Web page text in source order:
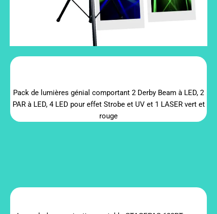
Pack de lumières génial comportant 2 Derby Beam à LED, 2
PAR à LED, 4 LED pour effet Strobe et UV et 1 LASER vert et
rouge